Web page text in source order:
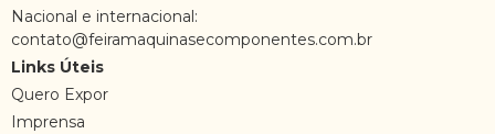
Nacional e internacional:
contato@feiramaquinasecomponentes.com.br
Links Úteis
Quero Expor
Imprensa